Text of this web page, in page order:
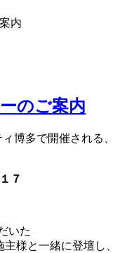
内
のご案内
博多で開催される、
７
いた
様と一緒に登壇し、